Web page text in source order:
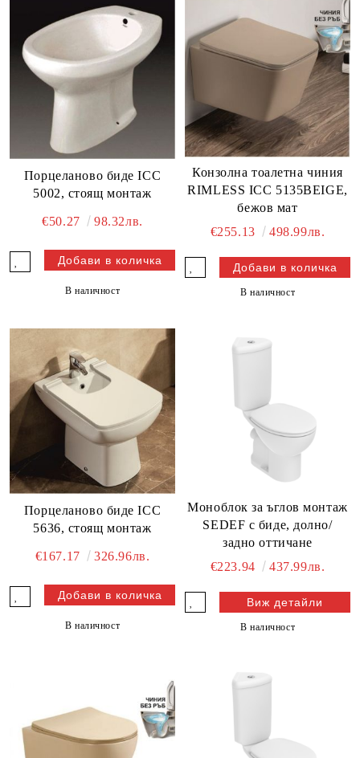
Порцеланово биде ICC
5002, стоящ монтаж
€50.27 98.32лв.
В наличност
Конзолна тоалетна чиния
RIMLESS ICC 5135BEIGE,
бежов мат
€255.13
498.99лв.
В наличност
Порцеланово биде ICC
5636, стоящ монтаж
€167.17 326.96лв.
В наличност
Моноблок за ъглов монтаж
SEDEF с биде, долно/
задно оттичане
€223.94
437.99лв.
Виж детайли
В наличност